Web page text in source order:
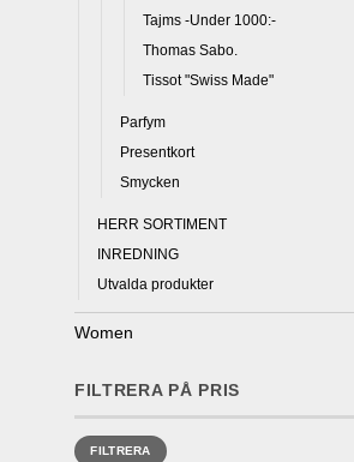
Tajms -Under 1000:-
Thomas Sabo.
Tissot "Swiss Made"
Parfym
Presentkort
Smycken
HERR SORTIMENT
INREDNING
Utvalda produkter
Women
FILTRERA PÅ PRIS
Min
pris
Max
prisFILTRERA